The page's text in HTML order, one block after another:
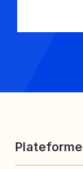
Plateforme